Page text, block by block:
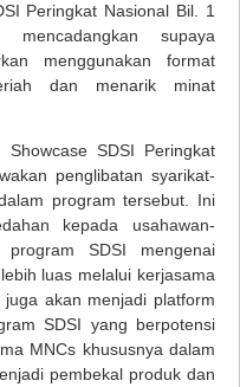
Peringkat Nasional Bil. 1
supaya
menggunakan format
dan menarik minat
SDSI Peringkat
penglibatan syarikat-
program tersebut. Ini
kepada usahawan-
SDSI mengenai
luas melalui kerjasama
akan menjadi platform
SDSI yang berpotensi
MNCs khususnya dalam
pembekal produk dan